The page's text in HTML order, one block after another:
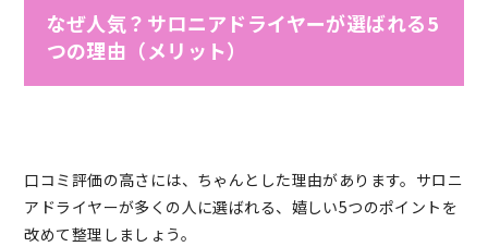
なぜ人気？サロニアドライヤーが選ばれる5
つの理由（メリット）
口コミ評価の高さには、ちゃんとした理由があります。サロニ
アドライヤーが多くの人に選ばれる、嬉しい5つのポイントを
改めて整理しましょう。